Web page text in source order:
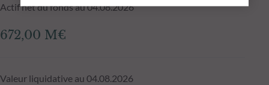
Actif net du fonds au 04.08.2026
672,00 M€
Valeur liquidative au 04.08.2026